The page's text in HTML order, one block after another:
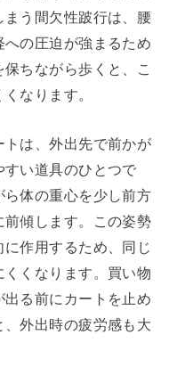
う間欠性跛行は、腰
の圧迫が強まるため
ちながら歩くと、こ
なります。
トは、外出先で前かが
い道具のひとつで
体の重心を少し前方
傾します。この姿勢
作用するため、同じ
くなります。買い物
る前にカートを止め
外出時の疲労感も大